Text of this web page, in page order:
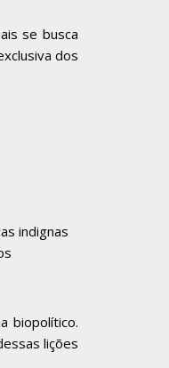
se busca
dos
indignas
biopolítico.
lições